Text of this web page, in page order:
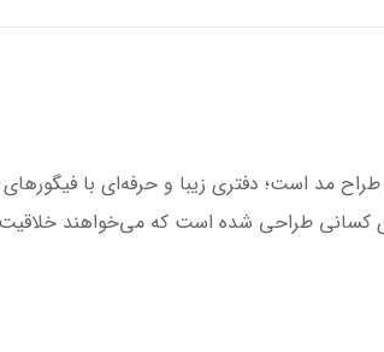
مد است؛ دفتری زیبا و حرفه‌ای با
کسانی طراحی شده است که می‌خواهند